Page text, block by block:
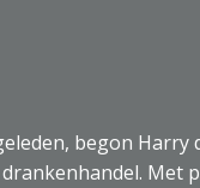
begon Harry
Met